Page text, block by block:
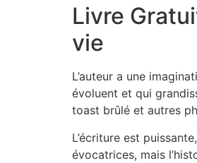
Livre
vie
L’auteur a une
évoluent et qui
toast brûlé et autres
L’écriture est
évocatrices, mais